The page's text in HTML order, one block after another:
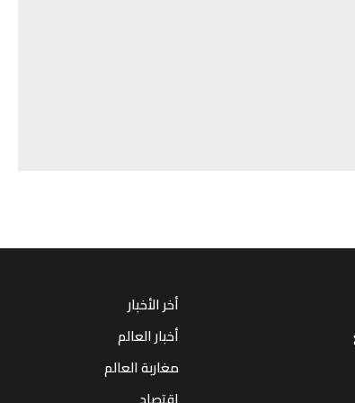
أخر الأخبار
أخبار العالم
مغاربة العالم